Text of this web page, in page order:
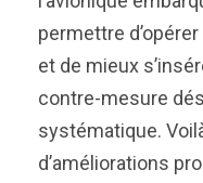
permettre
et de mieux
contre-mesure
systématique.
d’améliorations